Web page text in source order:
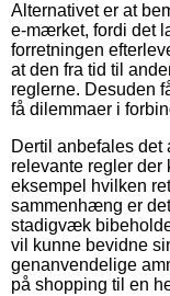
Alternativet er at
e-mærket, fordi det
forretningen
at den fra tid til
reglerne. Desuden
få dilemmaer i
Dertil anbefales det
relevante regler der
eksempel hvilken
sammenhæng er
stadigvæk
vil kunne bevidne
genanvendelige
på shopping til en